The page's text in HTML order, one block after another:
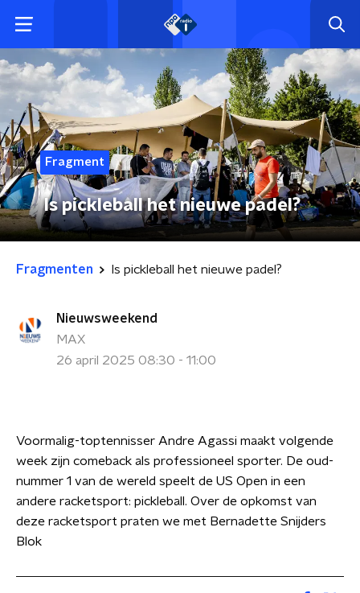
Fragment
Is pickleball het nieuwe padel?
Fragmenten Is pickleball het nieuwe padel?
Nieuwsweekend
MAX
26 april 2025 08:30 - 11:00
Voormalig-toptennisser Andre Agassi maakt volgende
week zijn comeback als professioneel sporter. De oud-
nummer 1 van de wereld speelt de US Open in een
andere racketsport: pickleball. Over de opkomst van
deze racketsport praten we met Bernadette Snijders
Blok